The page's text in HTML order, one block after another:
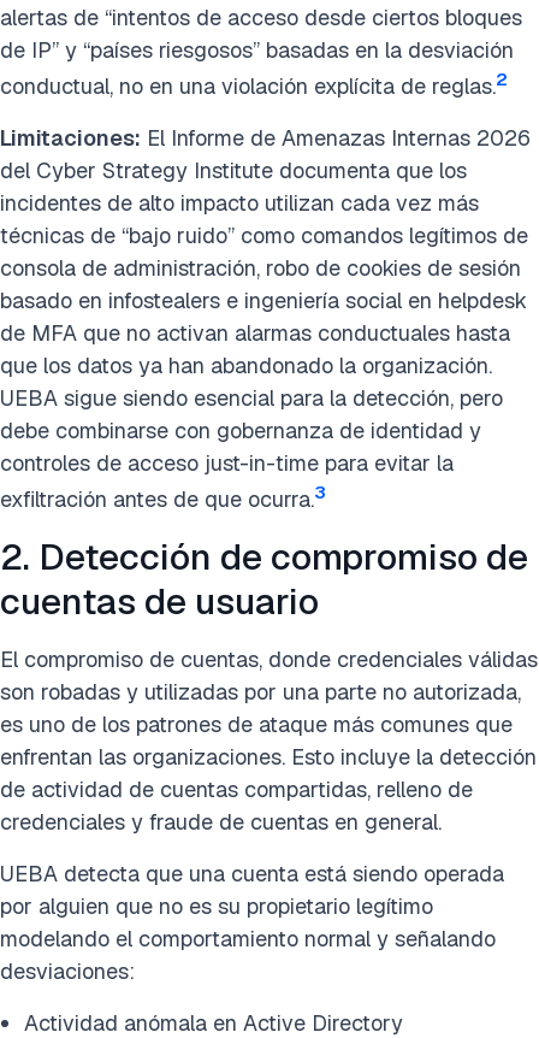
alertas de “intentos de acceso desde ciertos bloques
de IP” y “países riesgosos” basadas en la desviación
conductual, no en una violación explícita de reglas.2
Limitaciones: El Informe de Amenazas Internas 2026
del Cyber Strategy Institute documenta que los
incidentes de alto impacto utilizan cada vez más
técnicas de “bajo ruido” como comandos legítimos de
consola de administración, robo de cookies de sesión
basado en infostealers e ingeniería social en helpdesk
de MFA que no activan alarmas conductuales hasta
que los datos ya han abandonado la organización.
UEBA sigue siendo esencial para la detección, pero
debe combinarse con gobernanza de identidad y
controles de acceso just-in-time para evitar la
exfiltración antes de que ocurra.3
2. Detección de compromiso de
cuentas de usuario
El compromiso de cuentas, donde credenciales válidas
son robadas y utilizadas por una parte no autorizada,
es uno de los patrones de ataque más comunes que
enfrentan las organizaciones. Esto incluye la detección
de actividad de cuentas compartidas, relleno de
credenciales y fraude de cuentas en general.
UEBA detecta que una cuenta está siendo operada
por alguien que no es su propietario legítimo
modelando el comportamiento normal y señalando
desviaciones:
Actividad anómala en Active Directory